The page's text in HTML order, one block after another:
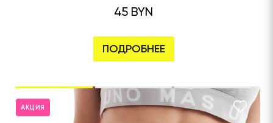
45 BYN
ПОДРОБНЕЕ
АКЦИЯ